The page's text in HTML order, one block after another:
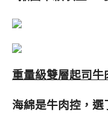
重量級雙層起司
海綿是牛肉控，選